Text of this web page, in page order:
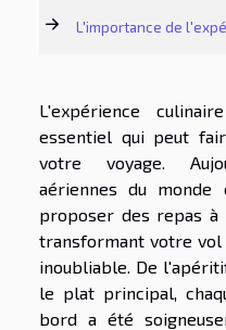
L'importance de
L'expérience
essentiel qui peut
votre voyage.
aériennes du
proposer des repas à
transformant votre vol
inoubliable. De
le plat principal,
bord a été